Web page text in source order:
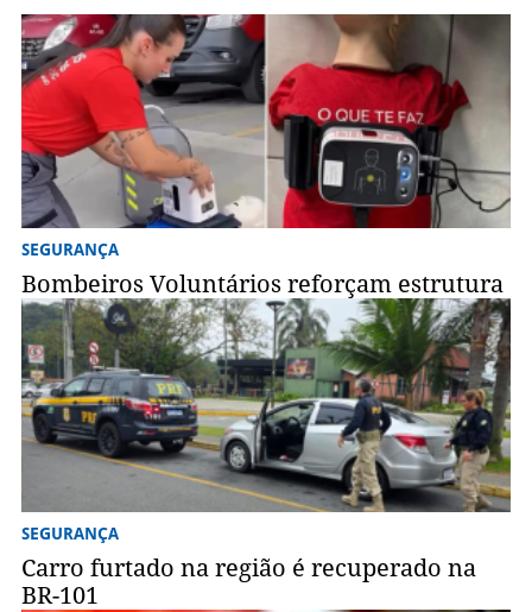
SEGURANÇA
Bombeiros Voluntários reforçam estrutura
SEGURANÇA
Carro furtado na região é recuperado na
BR-101